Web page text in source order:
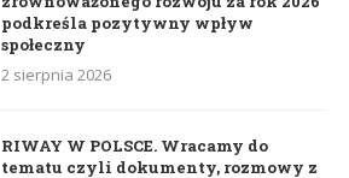
podkreśla pozytywny wpływ
społeczny
2 sierpnia 2026
RIWAY W POLSCE. Wracamy do
tematu czyli dokumenty, rozmowy z